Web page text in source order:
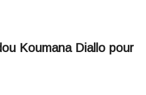
Koumana Diallo pour